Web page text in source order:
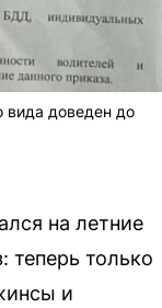
вида доведен до
на летние
только
и